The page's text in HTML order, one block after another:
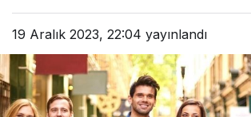
19 Aralık 2023, 22:04 yayınlandı